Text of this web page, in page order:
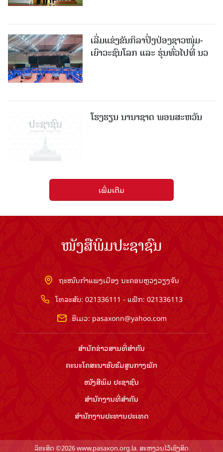
ເລີ່ມແຂ່ງຂັນກິລາປິ່ງປ່ອງຊາວໜຸ່ມ-
ເຍົາວະຊົນໂລກ ແລະ ຮຸ່ນທົ່ວໄປທີ່ ນວ
ໂຮງຮຽນ ນານາຊາດ ພອນສະຫວັນ
ເພີ່ມເຕີມ
ໜັງສືພິມປະຊາຊົນ
ຖະໜົນກຳແພງເມືອງ ນະຄອນຫຼວງວຽງຈັນ
ໂທລະສັບ: 021336111 - ແຟັກ: 021336113
ອີເມວ: pasaxonn@yahoo.com
ສຳ​ນັກ​ຂ່າວ​ສານ​ທີ່​ສຳ​ຄັນ​
ຄະນະໂຄສະນາອົບຮົມ​ສູນ​ກາງ​ພັກ
ໜັງສືພິມ ປະ​ຊາ​ຊົນ
ສຳ​ນັກ​ງານ​ທີ່​ສຳ​ຄັນ
ສຳ​ນັກ​ງານ​ປະ​ທານ​ປະ​ເທດ
ລິຂະສິດ ©2026 www.pasaxon.org.la. ສະຫງວນໄວ້ເຊິງສິດ